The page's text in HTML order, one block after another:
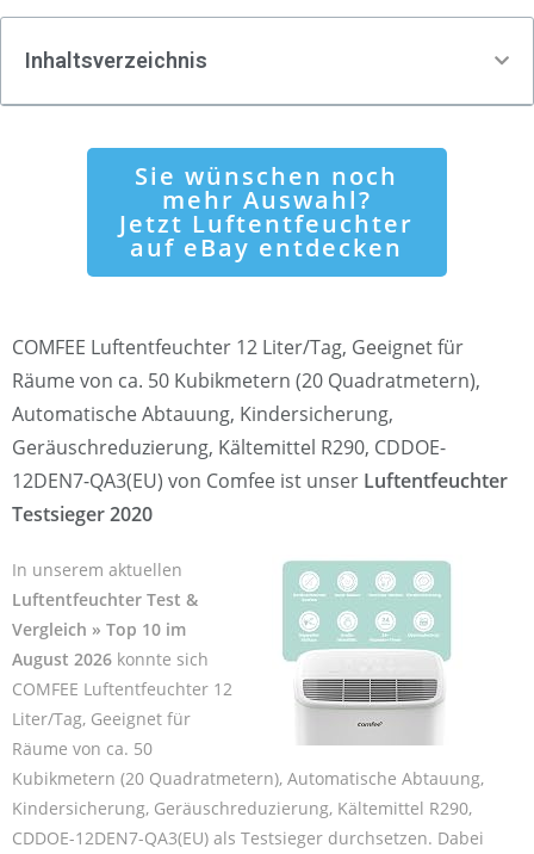
Inhaltsverzeichnis
Sie wünschen noch
mehr Auswahl?
Jetzt Luftentfeuchter
auf eBay entdecken
COMFEE Luftentfeuchter 12 Liter/Tag, Geeignet für
Räume von ca. 50 Kubikmetern (20 Quadratmetern),
Automatische Abtauung, Kindersicherung,
Geräuschreduzierung, Kältemittel R290, CDDOE-
12DEN7-QA3(EU) von Comfee ist unser Luftentfeuchter
Testsieger 2020
In unserem aktuellen
Luftentfeuchter Test &
Vergleich » Top 10 im
August 2026 konnte sich
COMFEE Luftentfeuchter 12
Liter/Tag, Geeignet für
Räume von ca. 50
Kubikmetern (20 Quadratmetern), Automatische Abtauung,
Kindersicherung, Geräuschreduzierung, Kältemittel R290,
CDDOE-12DEN7-QA3(EU) als Testsieger durchsetzen. Dabei